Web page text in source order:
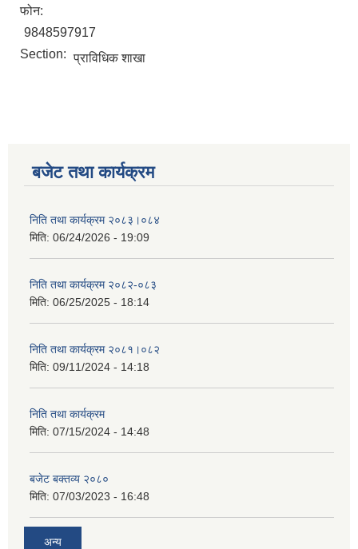
फोन:
9848597917
Section: प्राविधिक शाखा
बजेट तथा कार्यक्रम
निति तथा कार्यक्रम २०८३।०८४
मिति: 06/24/2026 - 19:09
निति तथा कार्यक्रम २०८२-०८३
मिति: 06/25/2025 - 18:14
निति तथा कार्यक्रम २०८१।०८२
मिति: 09/11/2024 - 14:18
निति तथा कार्यक्रम
मिति: 07/15/2024 - 14:48
बजेट बक्तव्य २०८०
मिति: 07/03/2023 - 16:48
अन्य